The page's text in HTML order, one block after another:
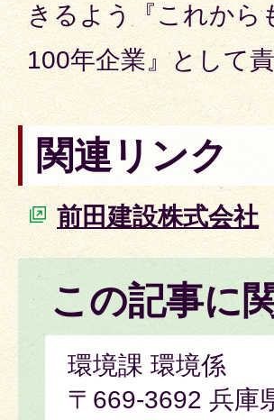
きるよう『これから
100年企業』として
関連リンク
前田建設株式会社
この記事に
環境課 環境係
〒669-3692 兵庫